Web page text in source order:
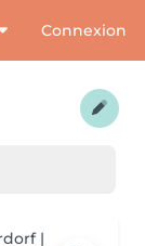
Connexion